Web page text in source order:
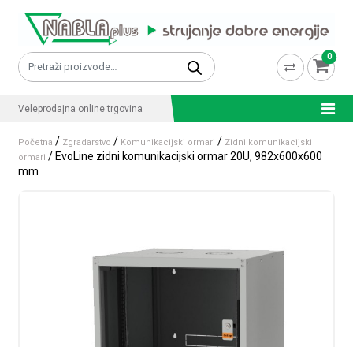
Pretraži: 0
Veleprodajna online trgovina
Početna / Zgradarstvo / Komunikacijski ormari / Zidni komunikacijski
ormari / EvoLine zidni komunikacijski ormar 20U, 982x600x600
mm